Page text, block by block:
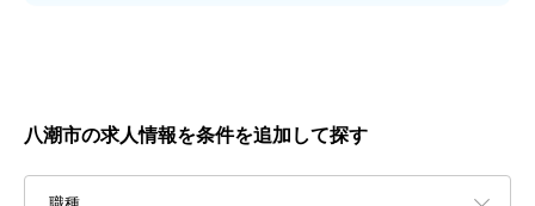
八潮市の求人情報を条件を追加して探す